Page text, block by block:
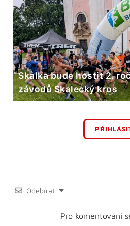
Skalka bude hostit 2.
závodů Skalecký kros
Odebírat
Pro komentování